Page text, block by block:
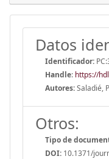
Datos
Identificador:
Handle: https://
Autores:Saladié,
Otros:
Tipo de
DOI: 10.1371/